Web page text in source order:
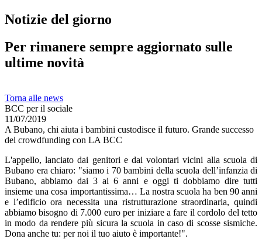
Notizie del giorno
Per rimanere sempre aggiornato sulle
ultime novità
Torna alle news
BCC per il sociale
11/07/2019
A Bubano, chi aiuta i bambini custodisce il futuro. Grande successo
del crowdfunding con LA BCC
L'appello, lanciato dai genitori e dai volontari vicini alla scuola di
Bubano era chiaro: "siamo i 70 bambini della scuola dell’infanzia di
Bubano, abbiamo dai 3 ai 6 anni e oggi ti dobbiamo dire tutti
insieme una cosa importantissima… La nostra scuola ha ben 90 anni
e l’edificio ora necessita una ristrutturazione straordinaria, quindi
abbiamo bisogno di 7.000 euro per iniziare a fare il cordolo del tetto
in modo da rendere più sicura la scuola in caso di scosse sismiche.
Dona anche tu: per noi il tuo aiuto è importante!".